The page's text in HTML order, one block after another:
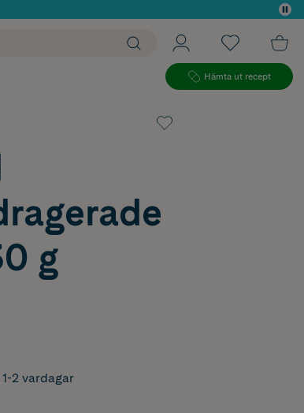
Hämta ut recept
g
2 vardagar